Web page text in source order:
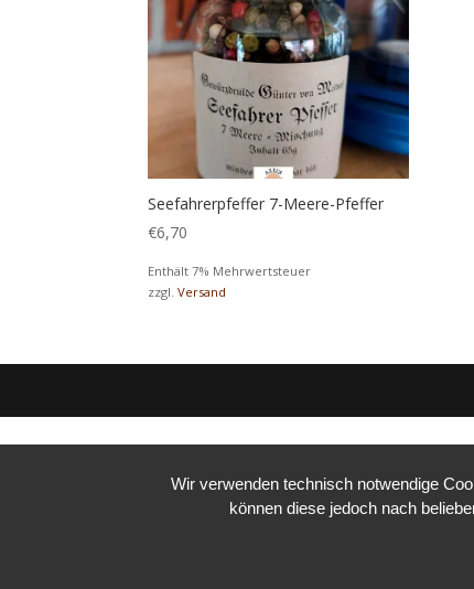
Seefahrerpfeffer 7-Meere-Pfeffer
€6,70
Enthält 7% Mehrwertsteuer
zzgl.Versand
Wir verwenden technisch notwendige
können diese jedoch nach